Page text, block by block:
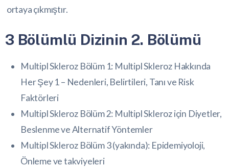
ortaya çıkmıştır.
3 Bölümlü Dizinin 2. Bölümü
Multipl Skleroz Bölüm 1: Multipl Skleroz Hakkında
Her Şey 1 – Nedenleri, Belirtileri, Tanı ve Risk
Faktörleri
Multipl Skleroz Bölüm 2: Multipl Skleroz için Diyetler,
Beslenme ve Alternatif Yöntemler
Multipl Skleroz Bölüm 3 (yakında): Epidemiyoloji,
Önleme ve takviyeleri